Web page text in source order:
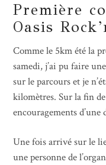
Première
Oasis
Comme le 5km été la
samedi, j’ai pu faire
sur le parcours et je
kilomètres. Sur la fin
encouragements d’une
Une fois arrivé sur le
une personne de